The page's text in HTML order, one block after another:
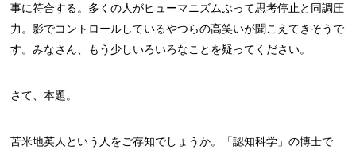
事に符合する。多くの人がヒューマニズムぶって思考停止と同調圧
力。影でコントロールしているやつらの高笑いが聞こえてきそうで
す。みなさん、もう少しいろいろなことを疑ってください。
さて、本題。
苫米地英人という人をご存知でしょうか。「認知科学」の博士で